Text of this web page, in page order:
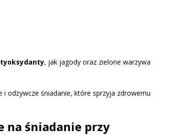
, jak jagody oraz zielone warzywa
odżywcze śniadanie, które sprzyja zdrowemu
na śniadanie przy